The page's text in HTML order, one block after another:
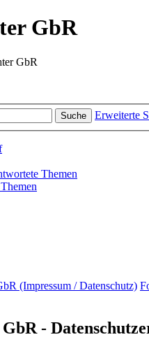
GbR
GbR
Suche Erweiterte
Themen
(Impressum / Datenschutz)
-